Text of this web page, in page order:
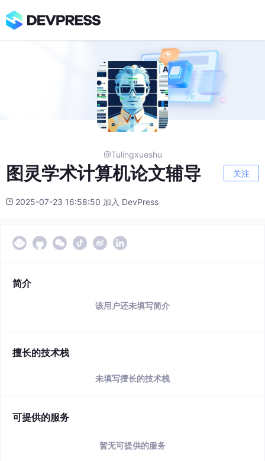
@Tulingxueshu
图灵学术计算机论文辅导 关注
2025-07-23 16:58:50 加入 DevPress
简介
该用户还未填写简介
擅长的技术栈
未填写擅长的技术栈
可提供的服务
暂无可提供的服务